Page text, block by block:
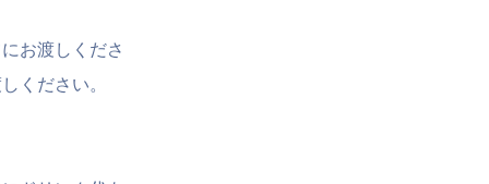
お渡しくださ
ください。